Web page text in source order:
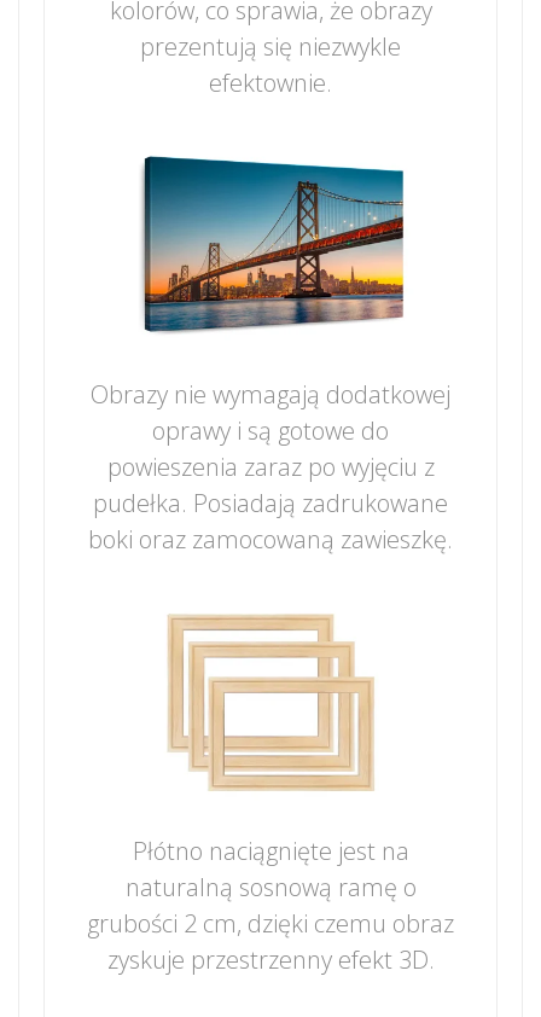
kolorów, co sprawia, że obrazy
prezentują się niezwykle
efektownie.
Obrazy nie wymagają dodatkowej
oprawy i są gotowe do
powieszenia zaraz po wyjęciu z
pudełka. Posiadają zadrukowane
boki oraz zamocowaną zawieszkę.
Płótno naciągnięte jest na
naturalną sosnową ramę o
grubości 2 cm, dzięki czemu obraz
zyskuje przestrzenny efekt 3D.